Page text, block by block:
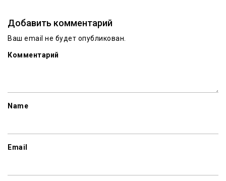
Добавить комментарий
Ваш email не будет опубликован.
Комментарий
Name
Email